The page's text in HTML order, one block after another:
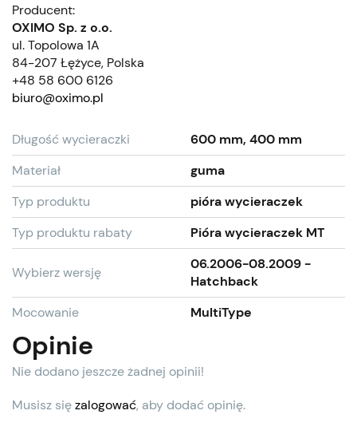
Producent:
OXIMO Sp. z o.o.
ul. Topolowa 1A
84-207 Łężyce, Polska
+48 58 600 6126
biuro@oximo.pl
Długość wycieraczki
600 mm, 400 mm
Materiał
guma
Typ produktu
pióra wycieraczek
Typ produktu rabaty
Pióra wycieraczek MT
Wybierz wersję
06.2006-08.2009 -
Hatchback
Mocowanie
MultiType
Opinie
Nie dodano jeszcze żadnej opinii!
Musisz sięzalogować, aby dodać opinię.